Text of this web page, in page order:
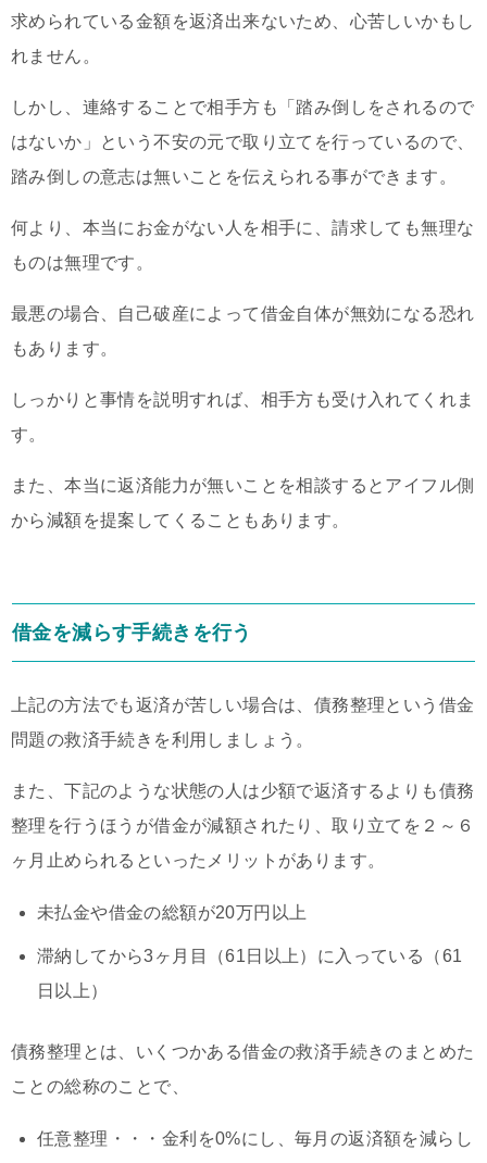
求められている金額を返済出来ないため、心苦しいかもし
れません。
しかし、連絡することで相手方も「踏み倒しをされるので
はないか」という不安の元で取り立てを行っているので、
踏み倒しの意志は無いことを伝えられる事ができます。
何より、本当にお金がない人を相手に、請求しても無理な
ものは無理です。
最悪の場合、自己破産によって借金自体が無効になる恐れ
もあります。
しっかりと事情を説明すれば、相手方も受け入れてくれま
す。
また、本当に返済能力が無いことを相談するとアイフル側
から減額を提案してくることもあります。
借金を減らす手続きを行う
上記の方法でも返済が苦しい場合は、債務整理という借金
問題の救済手続きを利用しましょう。
また、下記のような状態の人は少額で返済するよりも債務
整理を行うほうが借金が減額されたり、取り立てを２～６
ヶ月止められるといったメリットがあります。
未払金や借金の総額が20万円以上
滞納してから3ヶ月目（61日以上）に入っている（61
日以上）
債務整理とは、いくつかある借金の救済手続きのまとめた
ことの総称のことで、
任意整理・・・金利を0%にし、毎月の返済額を減らし